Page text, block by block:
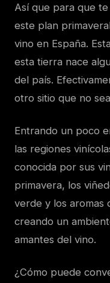
Así que para que
este plan
vino en España.
esta tierra nace
del país.
otro sitio que no
Entrando un poco
las regiones
conocida por sus
primavera, los
verde y los aromas
creando un
amantes del vino.
¿Cómo puede